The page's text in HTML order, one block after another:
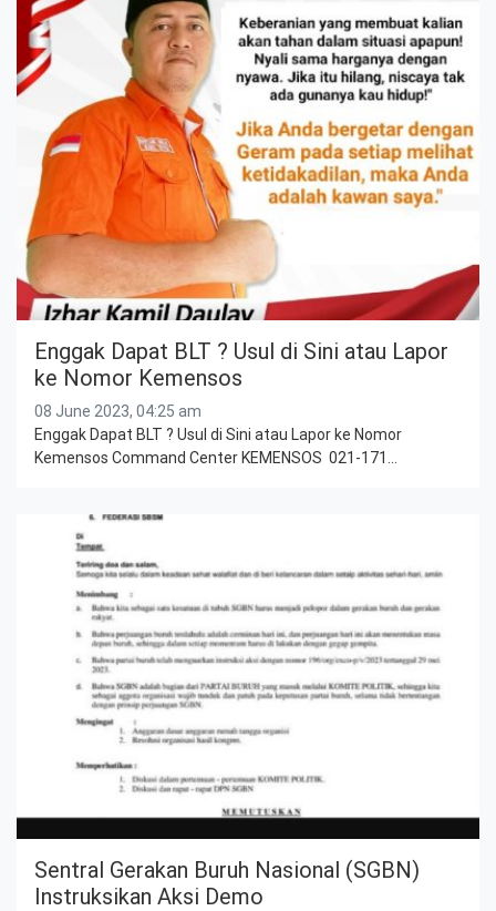
Enggak Dapat BLT ? Usul di Sini atau Lapor
ke Nomor Kemensos
08 June 2023, 04:25 am
Enggak Dapat BLT ? Usul di Sini atau Lapor ke Nomor
Kemensos Command Center KEMENSOS 021-171…
Sentral Gerakan Buruh Nasional (SGBN)
Instruksikan Aksi Demo